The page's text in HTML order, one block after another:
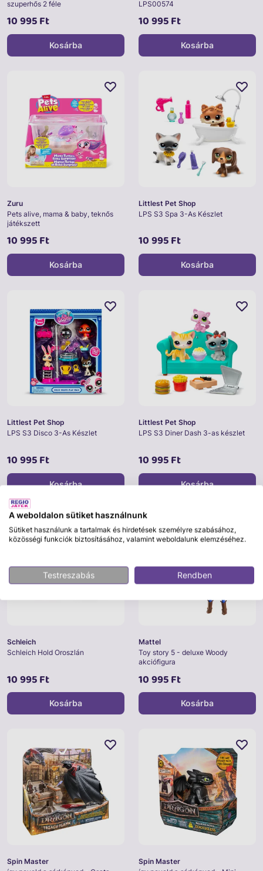
szuperhős 2 féle
10 995 Ft
Kosárba
LPS00574
10 995 Ft
Kosárba
Zuru
Pets alive, mama & baby, teknős
játékszett
10 995 Ft
Kosárba
Littlest Pet Shop
LPS S3 Spa 3-As Készlet
10 995 Ft
Kosárba
Littlest Pet Shop
LPS S3 Disco 3-As Készlet
10 995 Ft
Kosárba
Littlest Pet Shop
LPS S3 Diner Dash 3-as készlet
10 995 Ft
Kosárba
Schleich
Schleich Hold Oroszlán
10 995 Ft
Kosárba
Mattel
Toy story 5 - deluxe Woody
akciófigura
10 995 Ft
Kosárba
Spin Master
Spin Master
A weboldalon sütiket használnunk
Sütiket használunk a tartalmak és hirdetések személyre szabásához,
közösségi funkciók biztosításához, valamint weboldalunk elemzéséhez.
Testreszabás Rendben